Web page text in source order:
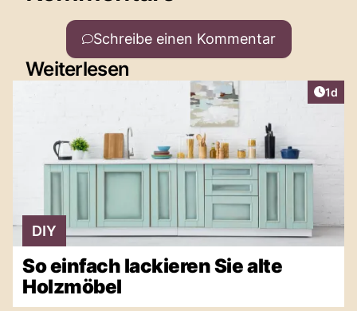
Schreibe einen Kommentar
Weiterlesen
1d
DIY
So einfach lackieren Sie alte
Holzmöbel